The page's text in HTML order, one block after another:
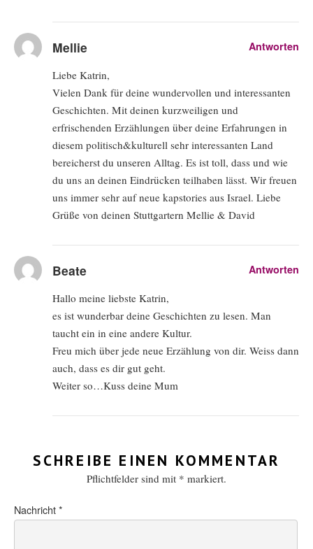
Mellie Antworten
Liebe Katrin,
Vielen Dank für deine wundervollen und interessanten
Geschichten. Mit deinen kurzweiligen und
erfrischenden Erzählungen über deine Erfahrungen in
diesem politisch&kulturell sehr interessanten Land
bereicherst du unseren Alltag. Es ist toll, dass und wie
du uns an deinen Eindrücken teilhaben lässt. Wir freuen
uns immer sehr auf neue kapstories aus Israel. Liebe
Grüße von deinen Stuttgartern Mellie & David
Beate Antworten
Hallo meine liebste Katrin,
es ist wunderbar deine Geschichten zu lesen. Man
taucht ein in eine andere Kultur.
Freu mich über jede neue Erzählung von dir. Weiss dann
auch, dass es dir gut geht.
Weiter so…Kuss deine Mum
SCHREIBE EINEN KOMMENTAR
Pflichtfelder sind mit * markiert.
Nachricht*